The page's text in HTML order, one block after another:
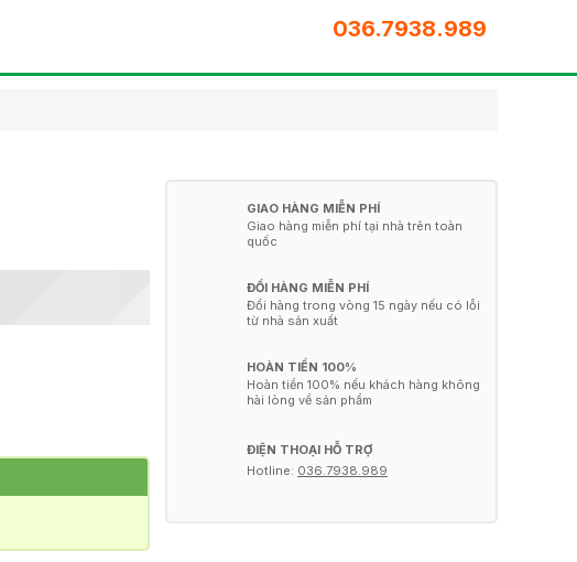
036.7938.989
GIAO HÀNG MIỄN PHÍ
Giao hàng miễn phí tại nhà trên toàn
quốc
ĐỔI HÀNG MIỄN PHÍ
Đổi hàng trong vòng 15 ngày nếu có lỗi
từ nhà sản xuất
HOÀN TIỀN 100%
Hoàn tiền 100% nếu khách hàng không
hài lòng về sản phẩm
ĐIỆN THOẠI HỖ TRỢ
Hotline: 036.7938.989